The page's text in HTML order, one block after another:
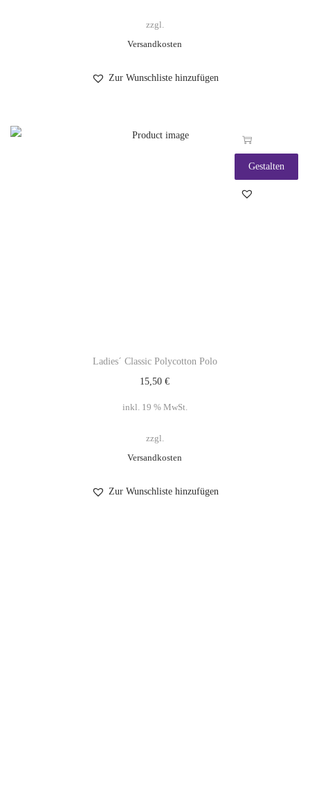
zzgl.
Versandkosten
Zur Wunschliste hinzufügen
Gestalten
Ladies´ Classic Polycotton Polo
15,50€
inkl. 19 % MwSt.
zzgl.
Versandkosten
Zur Wunschliste hinzufügen